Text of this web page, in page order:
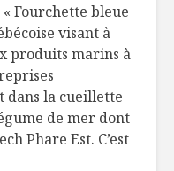
Fourchette bleue
visant à
produits marins à
dans la cueillette
de mer dont
Phare Est. C’est
l’huile